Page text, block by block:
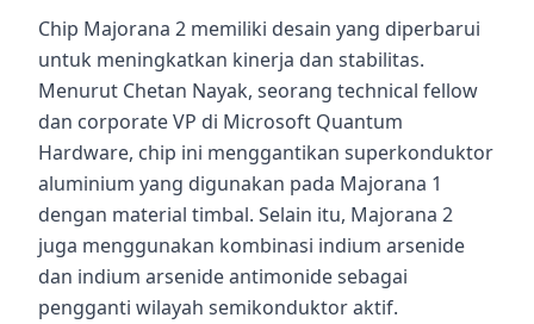
Chip Majorana 2 memiliki desain yang diperbarui
untuk meningkatkan kinerja dan stabilitas.
Menurut Chetan Nayak, seorang technical fellow
dan corporate VP di Microsoft Quantum
Hardware, chip ini menggantikan superkonduktor
aluminium yang digunakan pada Majorana 1
dengan material timbal. Selain itu, Majorana 2
juga menggunakan kombinasi indium arsenide
dan indium arsenide antimonide sebagai
pengganti wilayah semikonduktor aktif.